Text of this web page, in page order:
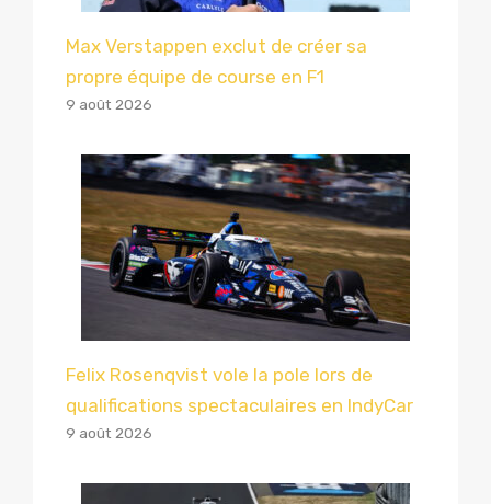
Max Verstappen exclut de créer sa
propre équipe de course en F1
9 août 2026
Felix Rosenqvist vole la pole lors de
qualifications spectaculaires en IndyCar
9 août 2026